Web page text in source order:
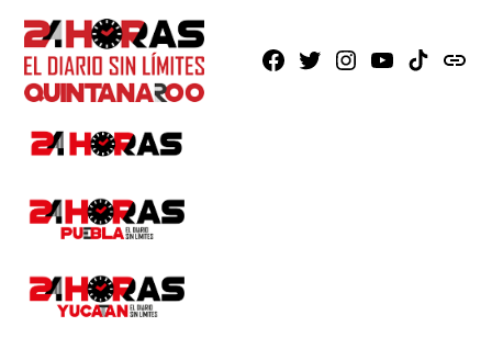
Facebook
X Instagram
YoutubeTikTokissuu